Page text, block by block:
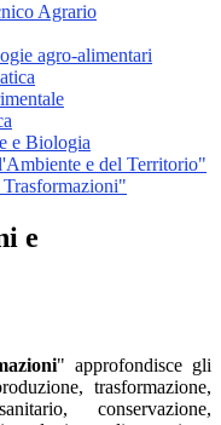
Agrario
agro-alimentari
e Biologia
e del Territorio"
e
" approfondisce gli
trasformazione,
conservazione,